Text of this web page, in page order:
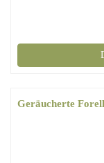
Geräucherte